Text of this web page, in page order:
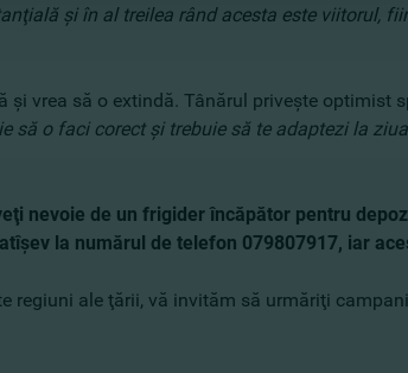
şi în al treilea rând acesta este viitorul,
vrea să o extindă. Tânărul priveşte optimist
să o faci corect şi trebuie să te adaptezi la
nevoie de un frigider încăpător pentru
la numărul de telefon 079807917, iar
regiuni ale ţării, vă invităm să urmăriţi